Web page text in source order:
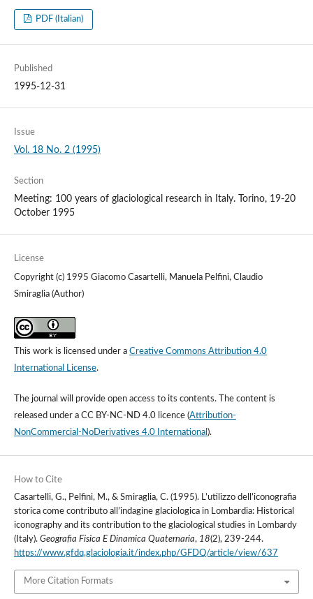
PDF (Italian)
Published
1995-12-31
Issue
Vol. 18 No. 2 (1995)
Section
Meeting: 100 years of glaciological research in Italy. Torino, 19-20
October 1995
License
Copyright (c) 1995 Giacomo Casartelli, Manuela Pelfini, Claudio
Smiraglia (Author)
This work is licensed under a Creative Commons Attribution 4.0
International License.
The journal will provide open access to its contents.The content is
released under a CC BY-NC-ND 4.0 licence(Attribution-
NonCommercial-NoDerivatives 4.0 International ).
How to Cite
Casartelli, G., Pelfini, M., & Smiraglia, C. (1995). L’utilizzo dell’iconografia
storica come contributo all’indagine glaciologica in Lombardia: Historical
iconography and its contribution to the glaciological studies in Lombardy
(Italy). Geografia Fisica E Dinamica Quaternaria, 18(2), 239-244.
https://www.gfdq.glaciologia.it/index.php/GFDQ/article/view/637
More Citation Formats